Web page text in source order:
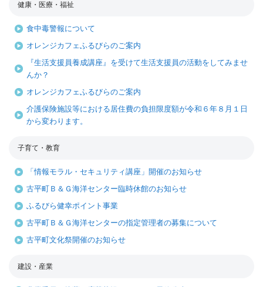
健康・医療・福祉
食中毒警報について
オレンジカフェふるびらのご案内
『生活支援員養成講座』を受けて生活支援員の活動をしてみませ
んか？
オレンジカフェふるびらのご案内
介護保険施設等における居住費の負担限度額が令和６年８月１日
から変わります。
子育て・教育
「情報モラル・セキュリティ講座」開催のお知らせ
古平町Ｂ＆Ｇ海洋センター臨時休館のお知らせ
ふるびら健幸ポイント事業
古平町Ｂ＆Ｇ海洋センターの指定管理者の募集について
古平町文化祭開催のお知らせ
建設・産業